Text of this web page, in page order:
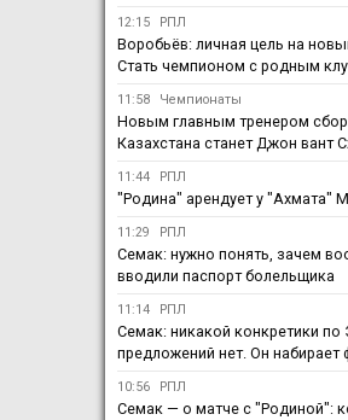
12:15 РПЛ
Воробьёв: личная цель на
Стать чемпионом с родным
11:58 Чемпионаты
Новым главным тренером
Казахстана станет Джон вант
11:44 РПЛ
"Родина" арендует у "Ахмата"
11:29 РПЛ
Семак: нужно понять, зачем
вводили паспорт болельщика
11:14 РПЛ
Семак: никакой конкретики по
предложений нет. Он набирает
10:56 РПЛ
Семак — о матче с "Родиной":